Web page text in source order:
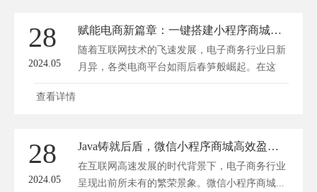
28
2024.05
赋能电商新篇章：一键搭建小程序商城，流量变现新境界
随着互联网技术的飞速发展，电子商务行业日新
月异，各类电商平台如雨后春笋般崛起。在这
个...
查看详情
28
2024.05
Java铸就后盾，微信小程序商城高效盈利之路
在互联网高速发展的时代背景下，电子商务行业
呈现出前所未有的繁荣景象。微信小程序商城...